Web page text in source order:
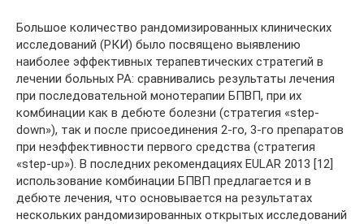
Большое количество рандомизированных клинических
исследований (РКИ) было посвящено выявлению
наиболее эффективных терапевтических стратегий в
лечении больных РА: сравнивались результаты лечения
при последовательной монотерапии БПВП, при их
комбинации как в дебюте болезни (стратегия «step-
down»), так и после присоединения 2-го, 3-го препаратов
при неэффективности первого средства (стратегия
«step-up»). В последних рекомендациях EULAR 2013 [12]
использование комбинации БПВП предлагается и в
дебюте лечения, что основывается на результатах
нескольких рандомизированных открытых исследований